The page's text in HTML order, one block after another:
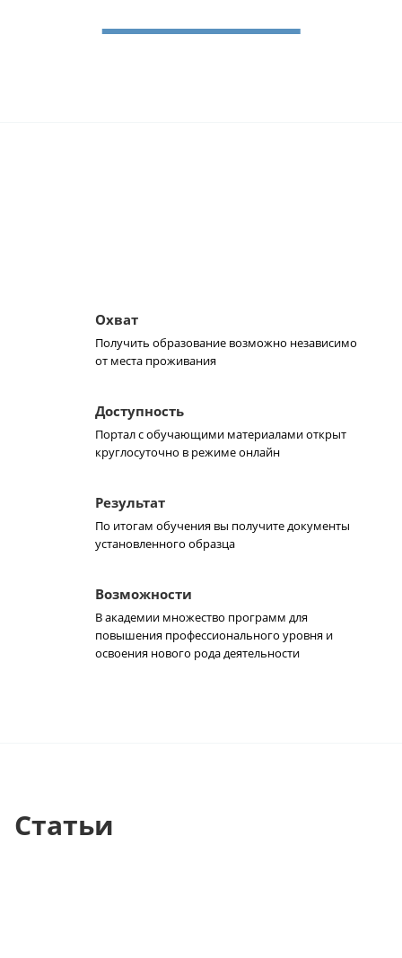
Охват
Получить образование возможно независимо
от места проживания
Доступность
Портал с обучающими материалами открыт
круглосуточно в режиме онлайн
Результат
По итогам обучения вы получите документы
установленного образца
Возможности
В академии множество программ для
повышения профессионального уровня и
освоения нового рода деятельности
Статьи